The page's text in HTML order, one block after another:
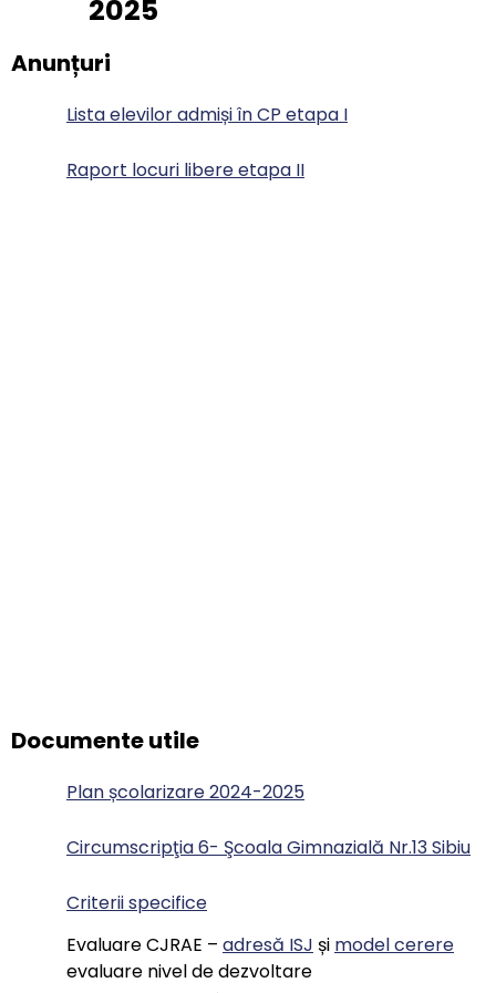
2025
Anunțuri
Lista elevilor admiși în CP etapa I
Raport locuri libere etapa II
Documente utile
Plan școlarizare 2024-2025
Circumscripţia 6- Şcoala Gimnazială Nr.13 Sibiu
Criterii specifice
Evaluare CJRAE – adresă ISJ și model cerere
evaluare nivel de dezvoltare